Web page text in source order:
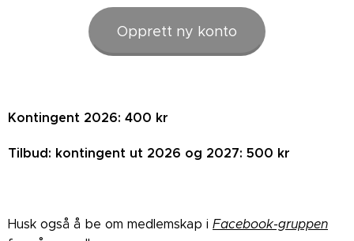
Opprett ny konto
Kontingent 2026: 400 kr
Tilbud: kontingent ut 2026 og 2027: 500 kr
Husk også å be om medlemskap i Facebook-gruppen